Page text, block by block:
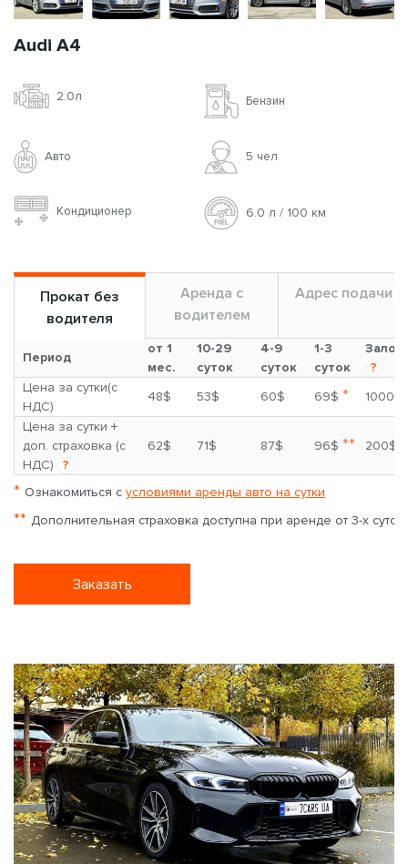
Audi A4
2.0л Бензин
Авто 5 чел
Кондиционер 6.0 л / 100 км
Прокат без
водителя
Аренда с
водителем
Адрес подачи
Период
от 1
мес.
10-29
суток
4-9
суток
1-3
суток
Залог
?
Цена за сутки(с
НДС)
48$ 53$ 60$ 69$ *
1000$
Цена за сутки +
доп. страховка (с
НДС)
?
62$ 71$ 87$ 96$ ** 200$
* Ознакомиться с условиями аренды авто на сутки
** Дополнительная страховка доступна при аренде от 3-х суток
Заказать